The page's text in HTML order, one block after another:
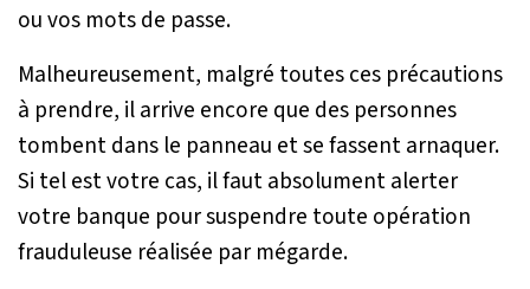
ou vos mots de passe.
Malheureusement, malgré toutes ces précautions
à prendre, il arrive encore que des personnes
tombent dans le panneau et se fassent arnaquer.
Si tel est votre cas, il faut absolument alerter
votre banque pour suspendre toute opération
frauduleuse réalisée par mégarde.